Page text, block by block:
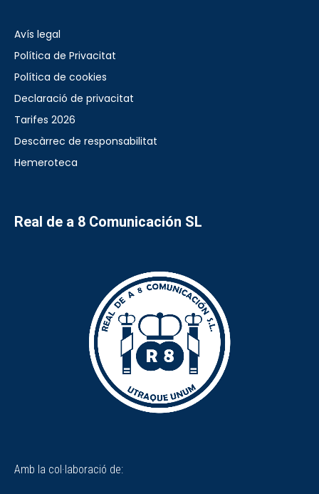
Avís legal
Política de Privacitat
Política de cookies
Declaració de privacitat
Tarifes 2026
Descàrrec de responsabilitat
Hemeroteca
Real de a 8 Comunicación SL
Amb la col·laboració de: